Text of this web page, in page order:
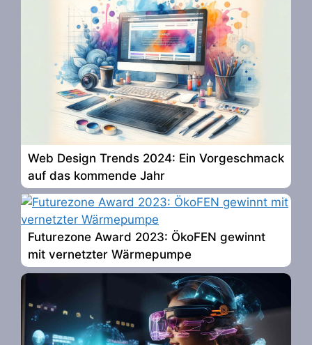
Web Design Trends 2024: Ein Vorgeschmack
auf das kommende Jahr
Futurezone Award 2023: ÖkoFEN gewinnt
mit vernetzter Wärmepumpe